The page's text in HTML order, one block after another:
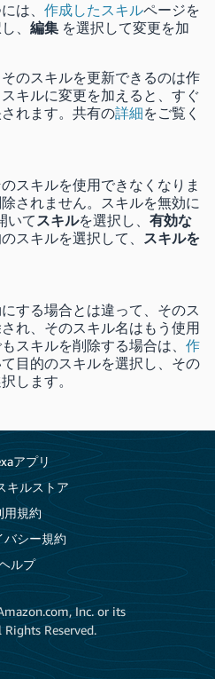
は、 作成したスキルページを
、 編集 を選択して変更を加
のスキルを更新できるのは作
キルに変更を加えると、すぐ
れます。共有の詳細をご覧く
スキルを使用できなくなりま
されません。スキルを無効に
いてスキルを選択し、 有効な
スキルを選択して、 スキルを
する場合とは違って、そのス
れ、そのスキル名はもう使用
スキルを削除する場合は、 作
目的のスキルを選択し、その
します。
アプリ
キルストア
用規約
バシー規約
ルプ
Inc. or its
Reserved.